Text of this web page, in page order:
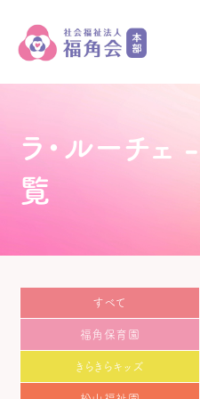
ラ・ルーチ
覧
すべて
福角保育園
きらきらキッズ